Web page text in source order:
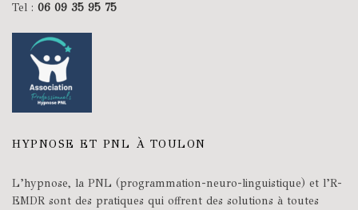
Tel : 06 09 35 95 75
HYPNOSE ET PNL À TOULON
L’hypnose, la PNL (programmation-neuro-linguistique) et l’R-
EMDR sont des pratiques qui offrent des solutions à toutes